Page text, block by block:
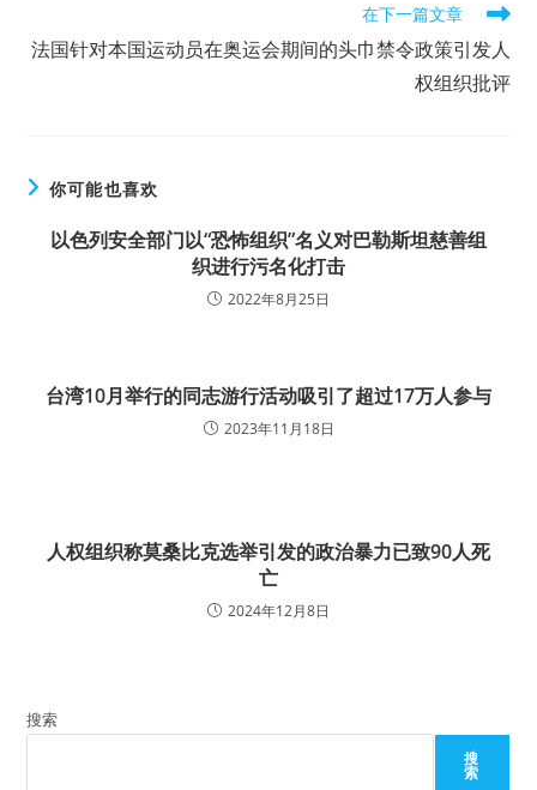
articles
在下一篇文章
法国针对本国运动员在奥运会期间的头巾禁令政策引发人
权组织批评
你可能也喜欢
以色列安全部门以“恐怖组织”名义对巴勒斯坦慈善组
织进行污名化打击
2022年8月25日
台湾10月举行的同志游行活动吸引了超过17万人参与
2023年11月18日
人权组织称莫桑比克选举引发的政治暴力已致90人死
亡
2024年12月8日
搜索
搜
索